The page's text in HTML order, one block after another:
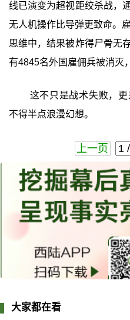
线已演变为超视距绞杀战，
无人机操作比导弹更致命。
思维中，结果被炸得尸骨无
有4845名外国雇佣兵被消灭
这不只是战术失败，
不得半点浪漫幻想。
上一页
大家都在看